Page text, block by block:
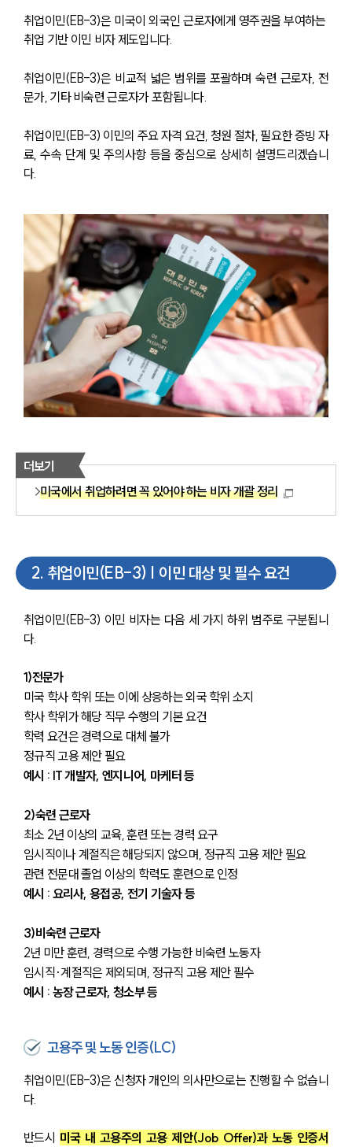
취업이민(EB-3)은 미국이 외국인 근로자에게 영주권을 부여하는
취업 기반 이민 비자 제도입니다.
취업이민(EB-3)은 비교적 넓은 범위를 포괄하며 숙련 근로자, 전
문가, 기타 비숙련 근로자가 포함됩니다.
취업이민(EB-3) 이민의 주요 자격 요건, 청원 절차, 필요한 증빙 자
료, 수속 단계 및 주의사항 등을 중심으로 상세히 설명드리겠습니
다.
더보기
미국에서 취업하려면 꼭 있어야 하는 비자 개괄 정리
2. 취업이민(EB-3) | 이민 대상 및 필수 요건
취업이민(EB-3) 이민 비자는 다음 세 가지 하위 범주로 구분됩니
다.
1)전문가
미국 학사 학위 또는 이에 상응하는 외국 학위 소지
학사 학위가 해당 직무 수행의 기본 요건
학력 요건은 경력으로 대체 불가
정규직 고용 제안 필요
예시 : IT 개발자, 엔지니어, 마케터 등
2)숙련 근로자
최소 2년 이상의 교육, 훈련 또는 경력 요구
임시직이나 계절직은 해당되지 않으며, 정규직 고용 제안 필요
관련 전문대 졸업 이상의 학력도 훈련으로 인정
예시 : 요리사, 용접공, 전기 기술자 등
3)비숙련 근로자
2년 미만 훈련, 경력으로 수행 가능한 비숙련 노동자
임시직·계절직은 제외되며, 정규직 고용 제안 필수
예시 : 농장 근로자, 청소부 등
고용주 및 노동 인증(LC)
취업이민(EB-3)은 신청자 개인의 의사만으로는 진행할 수 없습니
다.
반드시 미국 내 고용주의 고용 제안(Job Offer)과 노동 인증서